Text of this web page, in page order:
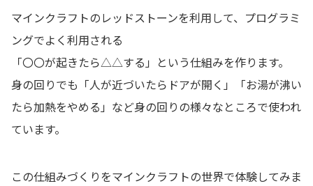
マインクラフトのレッドストーンを利用して、プログラミ
ングでよく利用される
「〇〇が起きたら△△する」という仕組みを作ります。
身の回りでも「人が近づいたらドアが開く」「お湯が沸い
たら加熱をやめる」など身の回りの様々なところで使われ
ています。
この仕組みづくりをマインクラフトの世界で体験してみま